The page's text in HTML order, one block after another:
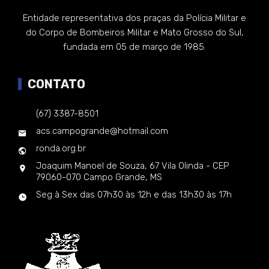
Entidade representativa dos praças da Polícia Militar e
do Corpo de Bombeiros Militar e Mato Grosso do Sul,
fundada em 05 de março de 1985.
CONTATO
(67) 3387-8501
acs.campogrande@hotmail.com
ronda.org.br
Joaquim Manoel de Souza, 67 Vila Olinda - CEP
79060-070 Campo Grande, MS
Seg à Sex das 07h30 às 12h e das 13h30 às 17h